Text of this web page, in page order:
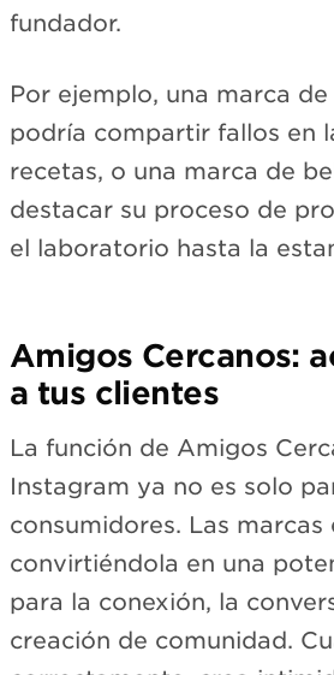
fundador.
Por ejemplo, una marca
podría compartir fallos en
recetas, o una marca de
destacar su proceso de
el laboratorio hasta la
Amigos Cercanos:
a tus clientes
La función de Amigos
Instagram ya no es solo
consumidores. Las marcas
convirtiéndola en una
para la conexión, la
creación de comunidad.